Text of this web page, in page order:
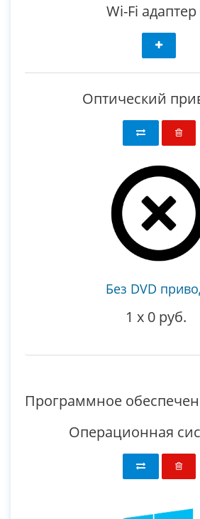
Wi-Fi адаптер
Оптический
Без DVD
1 x 0 руб.
Программное
Операционная